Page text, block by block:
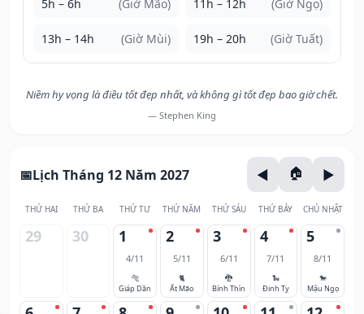
5h – 6h (Giờ Mão) 11h – 12h (Giờ Ngọ)
13h – 14h (Giờ Mùi) 19h – 20h (Giờ Tuất)
Niềm hy vọng là điều tốt đẹp nhất, và không gì tốt đẹp bao giờ chết.
— Stephen King
Lịch Tháng 12 Năm 2027
THỨ HAI THỨ BA THỨ TƯ THỨ NĂM THỨ SÁU THỨ BẢY CHỦ NHẬT
29 30 1
4/11
🐅
Giáp Dần
2
5/11
🐈
Ất Mão
3
6/11
🐉
Bính Thìn
4
7/11
🐍
Đinh Tỵ
5
8/11
🐎
Mậu Ngọ